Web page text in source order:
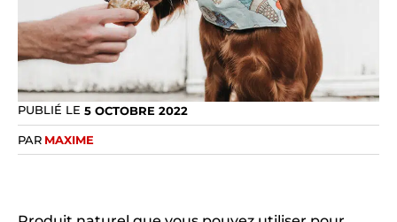
PUBLIÉ LE 5 OCTOBRE 2022
PAR MAXIME